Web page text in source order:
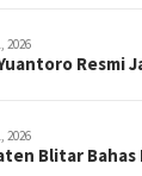
2026
Resmi
2026
Blitar Bahas